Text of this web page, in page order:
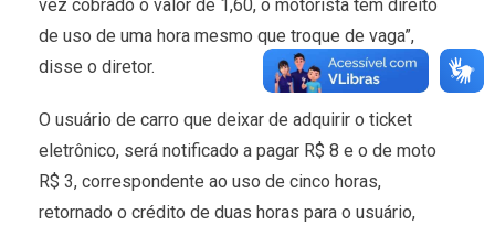
vez cobrado o valor de 1,60, o motorista tem direito
de uso de uma hora mesmo que troque de vaga”,
disse o diretor.
O usuário de carro que deixar de adquirir o ticket
eletrônico, será notificado a pagar R$ 8 e o de moto
R$ 3, correspondente ao uso de cinco horas,
retornado o crédito de duas horas para o usuário,